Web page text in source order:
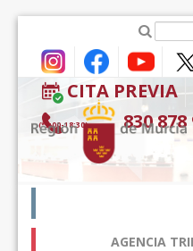
CITA PREVIA
(9:00-18:30*)
AGENCIA